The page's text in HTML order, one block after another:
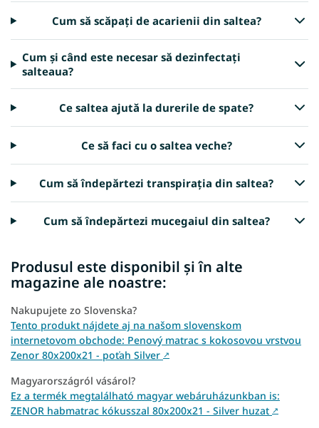
Cum să scăpați de acarienii din saltea?
Cum și când este necesar să dezinfectați
salteaua?
Ce saltea ajută la durerile de spate?
Ce să faci cu o saltea veche?
Cum să îndepărtezi transpirația din saltea?
Cum să îndepărtezi mucegaiul din saltea?
Produsul este disponibil și în alte
magazine ale noastre:
Nakupujete zo Slovenska?
Tento produkt nájdete aj na našom slovenskom
internetovom obchode: Penový matrac s kokosovou vrstvou
Zenor 80x200x21 - poťah Silver ↗
Magyarországról vásárol?
Ez a termék megtalálható magyar webáruházunkban is:
ZENOR habmatrac kókusszal 80x200x21 - Silver huzat ↗